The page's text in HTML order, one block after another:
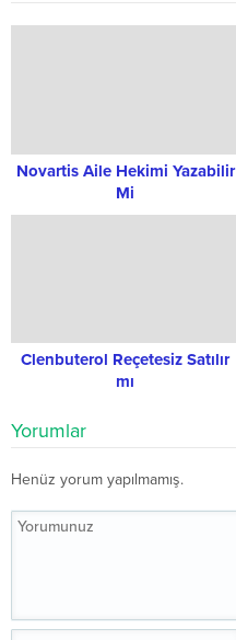
Novartis Aile Hekimi Yazabilir
Mi
Clenbuterol Reçetesiz Satılır
mı
Yorumlar
Henüz yorum yapılmamış.